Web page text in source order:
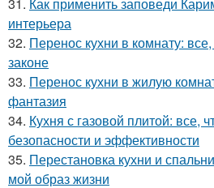
31. Как применить заповеди
интерьера
32. Перенос кухни в комнату:
законе
33. Перенос кухни в жилую
фантазия
34. Кухня с газовой плитой: все,
безопасности и эффективности
35. Перестановка кухни и
мой образ жизни